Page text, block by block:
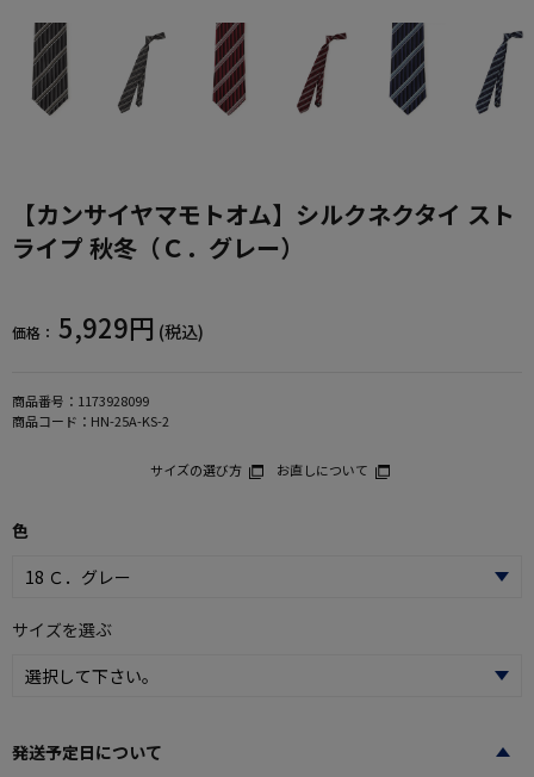
【カンサイヤマモトオム】シルクネクタイ スト
ライプ 秋冬（Ｃ．グレー）
価格： 5,929円 (税込)
商品番号： 1173928099
商品コード： HN-25A-KS-2
サイズの選び方 お直しについて
色
サイズを選ぶ
発送予定日について